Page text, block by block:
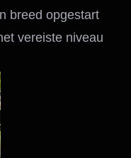
breed opgestart
vereiste niveau